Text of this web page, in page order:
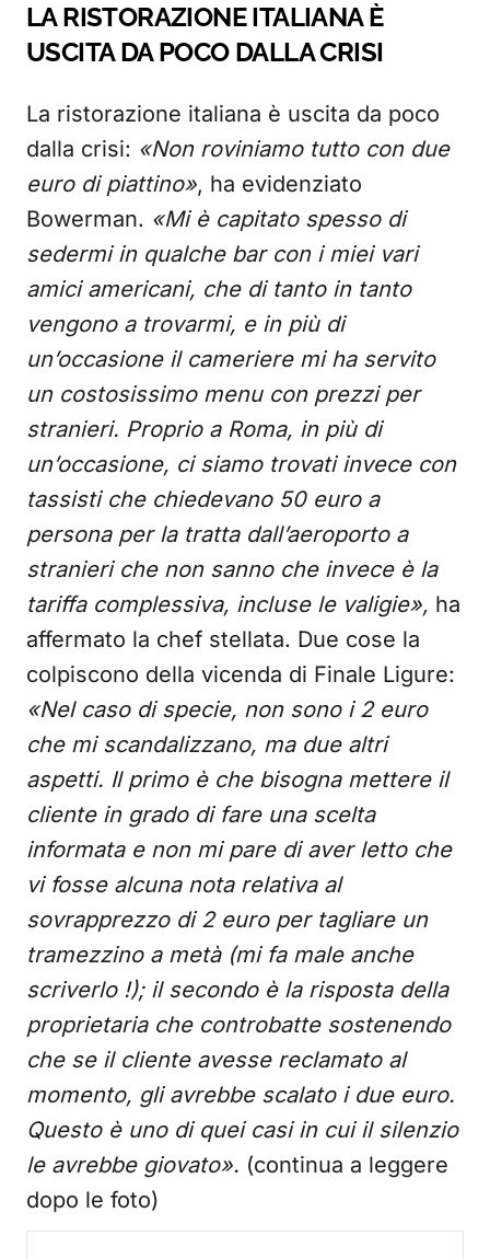
LA RISTORAZIONE ITALIANA È
USCITA DA POCO DALLA CRISI
La ristorazione italiana è uscita da poco
dalla crisi: «Non roviniamo tutto con due
euro di piattino», ha evidenziato
Bowerman. «Mi è capitato spesso di
sedermi in qualche bar con i miei vari
amici americani, che di tanto in tanto
vengono a trovarmi, e in più di
un’occasione il cameriere mi ha servito
un costosissimo menu con prezzi per
stranieri. Proprio a Roma, in più di
un’occasione, ci siamo trovati invece con
tassisti che chiedevano 50 euro a
persona per la tratta dall’aeroporto a
stranieri che non sanno che invece è la
tariffa complessiva, incluse le valigie», ha
affermato la chef stellata. Due cose la
colpiscono della vicenda di Finale Ligure:
«Nel caso di specie, non sono i 2 euro
che mi scandalizzano, ma due altri
aspetti. Il primo è che bisogna mettere il
cliente in grado di fare una scelta
informata e non mi pare di aver letto che
vi fosse alcuna nota relativa al
sovrapprezzo di 2 euro per tagliare un
tramezzino a metà (mi fa male anche
scriverlo !); il secondo è la risposta della
proprietaria che controbatte sostenendo
che se il cliente avesse reclamato al
momento, gli avrebbe scalato i due euro.
Questo è uno di quei casi in cui il silenzio
le avrebbe giovato». (continua a leggere
dopo le foto)